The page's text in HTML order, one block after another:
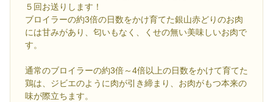
５回お送りします！
ブロイラーの約3倍の日数をかけ育てた銀山赤どりのお肉
には甘みがあり、匂いもなく、くせの無い美味しいお肉で
す。
通常のブロイラーの約3倍～4倍以上の日数をかけて育てた
鶏は、ジビエのように肉が引き締まり、お肉がもつ本来の
味が際立ちます。